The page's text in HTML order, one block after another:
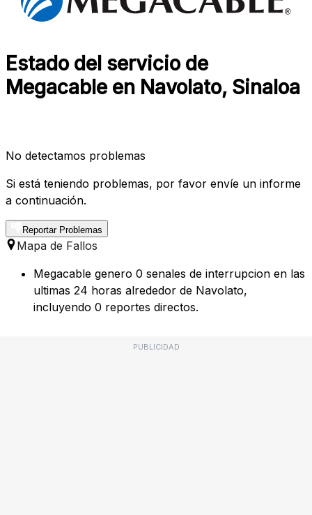
Estado del servicio de
Megacable en Navolato, Sinaloa
No detectamos problemas
Si está teniendo problemas, por favor envíe un informe
a continuación.
Reportar Problemas
Mapa de Fallos
Megacable genero 0 senales de interrupcion en las
ultimas 24 horas alrededor de Navolato,
incluyendo 0 reportes directos.
PUBLICIDAD